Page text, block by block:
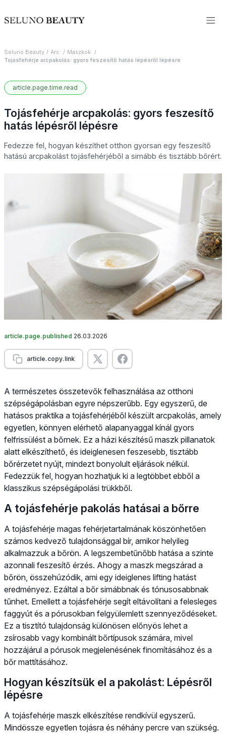
Seluno Beauty Arc
Maszkok
Tojásfehérje arcpakolás: gyors feszesítő hatás lépésről lépésre
article.page.time.read
Tojásfehérje arcpakolás: gyors feszesítő
hatás lépésről lépésre
Fedezze fel, hogyan készíthet otthon gyorsan egy feszesítő
hatású arcpakolást tojásfehérjéből a simább és tisztább bőrért.
article.page.published 26.03.2026
article.copy.link
A természetes összetevők felhasználása az otthoni
szépségápolásban egyre népszerűbb. Egy egyszerű, de
hatásos praktika a tojásfehérjéből készült arcpakolás, amely
egyetlen, könnyen elérhető alapanyaggal kínál gyors
felfrissülést a bőrnek. Ez a házi készítésű maszk pillanatok
alatt elkészíthető, és ideiglenesen feszesebb, tisztább
bőrérzetet nyújt, mindezt bonyolult eljárások nélkül.
Fedezzük fel, hogyan hozhatjuk ki a legtöbbet ebből a
klasszikus szépségápolási trükkből.
A tojásfehérje pakolás hatásai a bőrre
A tojásfehérje magas fehérjetartalmának köszönhetően
számos kedvező tulajdonsággal bír, amikor helyileg
alkalmazzuk a bőrön. A legszembetűnőbb hatása a szinte
azonnali feszesítő érzés. Ahogy a maszk megszárad a
bőrön, összehúzódik, ami egy ideiglenes lifting hatást
eredményez. Ezáltal a bőr simábbnak és tónusosabbnak
tűnhet. Emellett a tojásfehérje segít eltávolítani a felesleges
faggyút és a pórusokban felgyülemlett szennyeződéseket.
Ez a tisztító tulajdonság különösen előnyös lehet a
zsírosabb vagy kombinált bőrtípusok számára, mivel
hozzájárul a pórusok megjelenésének finomításához és a
bőr mattításához.
Hogyan készítsük el a pakolást: Lépésről
lépésre
A tojásfehérje maszk elkészítése rendkívül egyszerű.
Mindössze egyetlen tojásra és néhány percre van szükség.